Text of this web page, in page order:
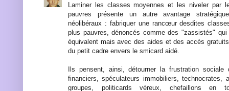
Laminer les classes moyennes et les niveler par
pauvres présente un autre avantage
néolibéraux : fabriquer une rancœur desdites
plus pauvres, dénoncés comme des "zassistés"
équivalent mais avec des aides et des accès
du petit cadre envers le smicard aidé.
Ils pensent, ainsi, détourner la frustration
financiers, spéculateurs immobiliers, technocrates,
groupes, politicards véreux, chefaillons en